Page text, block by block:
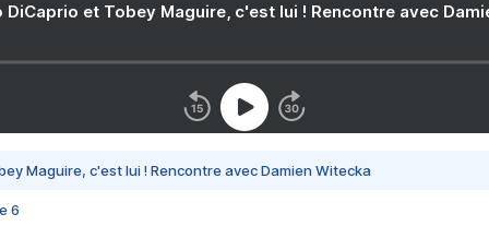
DiCaprio et Tobey Maguire, c'est lui ! Rencontre avec
Maguire, c'est lui ! Rencontre avec Damien Witecka
6